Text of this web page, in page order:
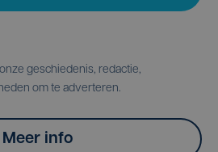
geschiedenis, redactie,
om te adverteren.
Meer info